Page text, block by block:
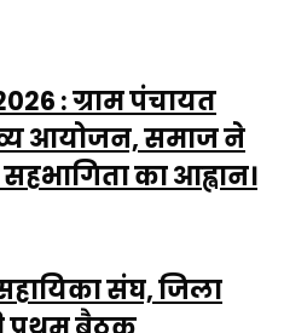
: ग्राम पंचायत
आयोजन, समाज ने
का आह्वान।
संघ, जिला